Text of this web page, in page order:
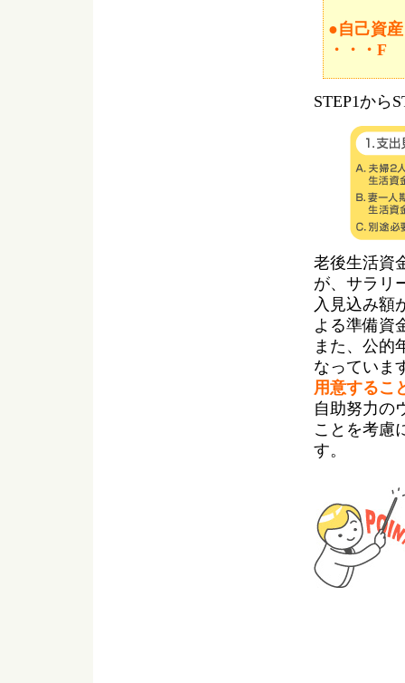
●自己資
・・・F
STEP1から
老後生活資
が、サラリ
入見込み額
よる準備資
また、公的
なっていま
用意するこ
自助努力の
ことを考慮
す。